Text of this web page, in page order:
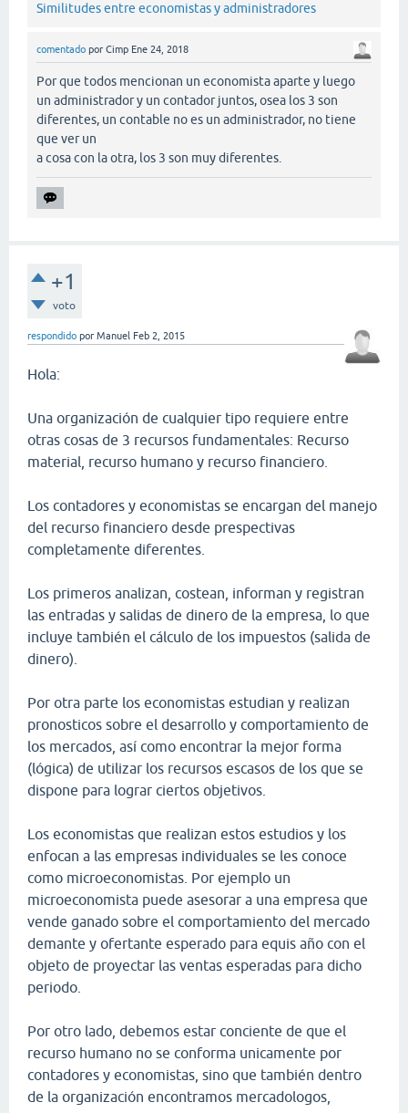
Similitudes entre economistas y administradores
comentado por Cimp Ene 24, 2018
Por que todos mencionan un economista aparte y luego
un administrador y un contador juntos, osea los 3 son
diferentes, un contable no es un administrador, no tiene
que ver un
a cosa con la otra, los 3 son muy diferentes.
+1
voto
respondido por Manuel Feb 2, 2015
Hola:
Una organización de cualquier tipo requiere entre
otras cosas de 3 recursos fundamentales: Recurso
material, recurso humano y recurso financiero.
Los contadores y economistas se encargan del manejo
del recurso financiero desde prespectivas
completamente diferentes.
Los primeros analizan, costean, informan y registran
las entradas y salidas de dinero de la empresa, lo que
incluye también el cálculo de los impuestos (salida de
dinero).
Por otra parte los economistas estudian y realizan
pronosticos sobre el desarrollo y comportamiento de
los mercados, así como encontrar la mejor forma
(lógica) de utilizar los recursos escasos de los que se
dispone para lograr ciertos objetivos.
Los economistas que realizan estos estudios y los
enfocan a las empresas individuales se les conoce
como microeconomistas. Por ejemplo un
microeconomista puede asesorar a una empresa que
vende ganado sobre el comportamiento del mercado
demante y ofertante esperado para equis año con el
objeto de proyectar las ventas esperadas para dicho
periodo.
Por otro lado, debemos estar conciente de que el
recurso humano no se conforma unicamente por
contadores y economistas, sino que también dentro
de la organización encontramos mercadologos,